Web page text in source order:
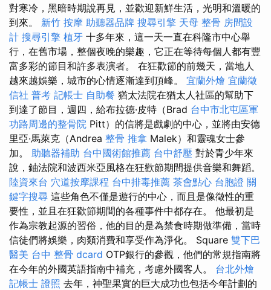
對寒冷，黑暗時期說再見，並歡迎新鮮生活，光明和溫暖的
到來。 新竹 按摩 助聽器品牌 搜尋引擎 天母 整骨 房間設
計 搜尋引擎 植牙 十多年來，這一天一直在科隆市中心舉
行，在舊市場，整個夜晚的樂趣，它正在等待每個人都有豐
富多彩的節目和許多表演者。 在狂歡節的前幾天，當地人
越來越娛樂，城市的心情逐漸達到頂峰。 宜蘭外燴 宜蘭徵
信社 普考 記帳士 自助餐 猶太法院在猶太人社區的幫助下
到達了節目，週四，給布拉德·皮特（Brad 台中市北屯區軍
功路周邊的整骨院 Pitt）的信將是戲劇的中心，並將由安德
里亞·馬萊克（Andrea 整骨 推拿 Malek）和靈魂女士參
加。 助聽器補助 台中國術館推薦 台中舒壓 對於青少年來
說，鈾法院和波西米亞風格在狂歡節期間提供音樂和舞蹈。
陸資來台 穴道按摩課程 台中排毒推薦 茶會點心 台胞證 關
鍵字搜尋 這些角色不僅是遊行的中心，而且是像徵性的重
要性，並且在狂歡節期間的各種事件中都存在。 他最初是
作為宗教起源的習俗，他的目的是為禁食時期做準備，當時
信徒們將娛樂，肉類消費和享受作為淨化。 Square 雙下巴
醫美 台中 整骨 dcard OTP銀行的參觀，他們的常規指南將
在今年的外國英語指南中補充，考慮外國客人。 台北外燴
記帳士 證照 去年，神聖果實的巨大成功也包括今年計劃的